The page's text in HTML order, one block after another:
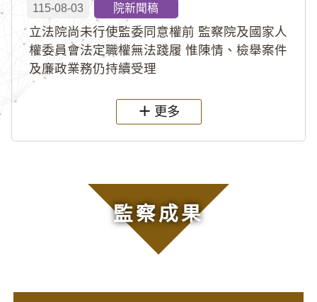
115-08-03 院新聞稿
立法院尚未行使監委同意權前 監察院及國家人
權委員會法定職權無法踐履 惟陳情、檢舉案件
及廉政業務仍持續受理
更多
監察成果